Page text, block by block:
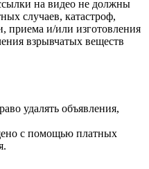
на видео не должны
случаев, катастроф,
приема и/или изготовления
взрывчатых веществ
удалять объявления,
с помощью платных